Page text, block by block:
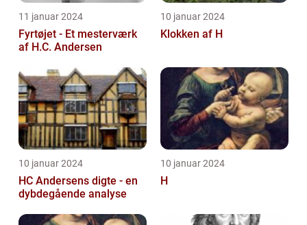
11 januar 2024
Fyrtøjet - Et mesterværk
af H.C. Andersen
10 januar 2024
Klokken af H
10 januar 2024
HC Andersens digte - en
dybdegående analyse
10 januar 2024
H